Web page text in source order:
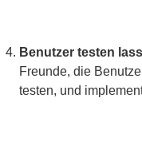
Benutzer testen
Freunde, die
testen, und